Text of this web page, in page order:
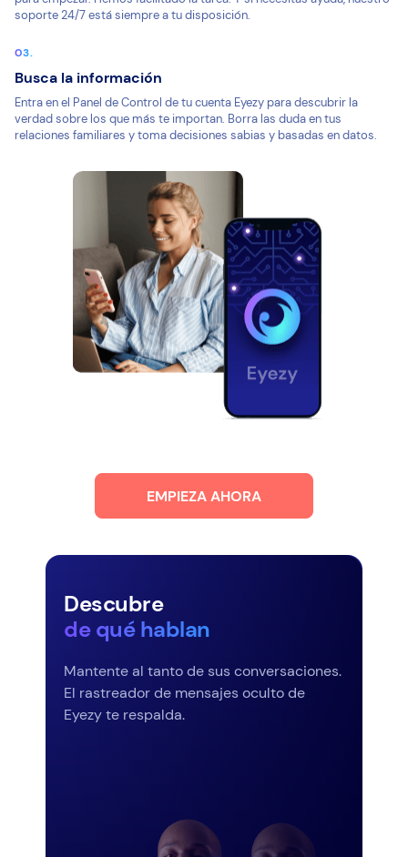
soporte 24/7 está siempre a tu disposición.
Busca la información
Entra en el Panel de Control de tu cuenta Eyezy para descubrir la
verdad sobre los que más te importan. Borra las duda en tus
relaciones familiares y toma decisiones sabias y basadas en datos.
EMPIEZA AHORA
Descubre
de qué hablan
Mantente al tanto de sus conversaciones.
El rastreador de mensajes oculto de
Eyezy te respalda.